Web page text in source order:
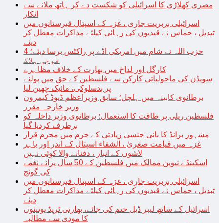
مصری کھلاڑی کا اسرائیلی کو شکست دے کر ہاتھ ملانے سے
انکار
اسرائیلی بربریت جاری ، غزہ کے اسپتال قبرستانوں میں
تبدیل ، حماس نے قیدیوں کی رہائی کیلئے مذاکرات معطل کر
دیئے
حزب اللہ نے شام میں امریکی اڈے پر راکٹس برسا دیئے؛ 4
فوجی ہلاک
کارگل اور لداخ میں بھارت کے خلاف مظاہرے
سویڈن کی ماحولیاتی کارکن سے فلسطین کے حق میں بولنے
پر بدسلوکی، مائیک چھین لیا
برطانوی کابینہ میں ہلچل؛ سابق وزیراعظم ڈیوڈ کیمرون
وزیر خارجہ مقرر
فلسطین ریلی پر طاقت کا استعمال؛ برطانوی وزیر داخلہ کو
برطرف کردیا گیا
مشہور برانڈ کا بانی جنسی زیادتی کے جرم میں مجرم قرار
غزہ میں قیامت صغریٰ ، الشفاء اسپتال کے اندر اور باہر
لاشوں کے انبار ، دفنانے والا کوئی نہیں
اسکینڈے نیوین ممالک میں فلسطین کے 50 سال پرانے نغمے
کی گونج
اسرائیلی بربریت جاری ، غزہ کے اسپتال قبرستانوں میں
تبدیل ، حماس نے قیدیوں کی رہائی کیلئے مذاکرات معطل کر
دیئے
اسرائیل کے ساتھ لیبر ڈیل ختم کی جائے، بھارتی ٹریڈ یونینوں
کا مودی سے مطالبہ